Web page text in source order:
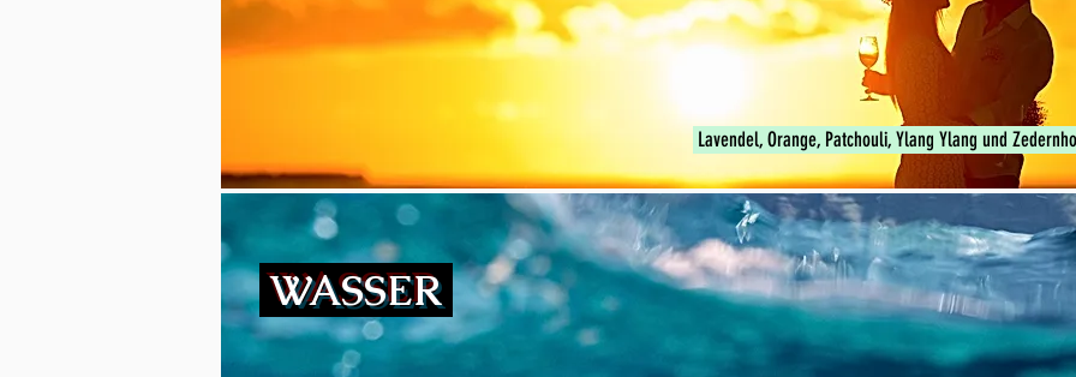
Lavendel, Orange, Patchouli, Ylang Ylang und
WASSER